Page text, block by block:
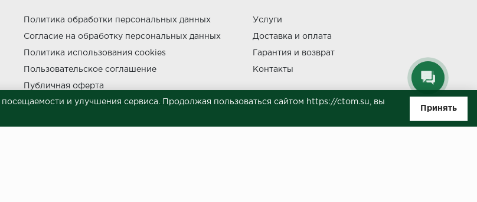
Политика обработки персональных данных
Согласие на обработку персональных данных
Политика использования cookies
Пользовательское соглашение
Публичная оферта
Сведения о продавце (реквизиты)
Услуги
Доставка и оплата
Гарантия и возврат
Контакты
и улучшения сервиса. Продолжая пользоваться сайтом https://ctom.su, вы
Принять